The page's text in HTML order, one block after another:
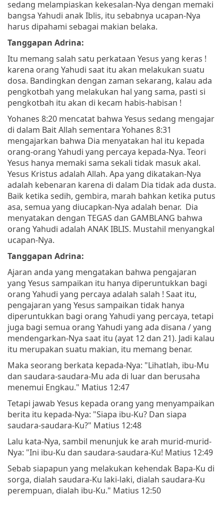
sedang melampiaskan kekesalan-Nya dengan memaki
bangsa Yahudi anak Iblis, itu sebabnya ucapan-Nya
harus dipahami sebagai makian belaka.
Tanggapan Adrina:
Itu memang salah satu perkataan Yesus yang keras !
karena orang Yahudi saat itu akan melakukan suatu
dosa. Bandingkan dengan zaman sekarang, kalau ada
pengkotbah yang melakukan hal yang sama, pasti si
pengkotbah itu akan di kecam habis-habisan !
Yohanes 8:20 mencatat bahwa Yesus sedang mengajar
di dalam Bait Allah sementara Yohanes 8:31
mengajarkan bahwa Dia menyatakan hal itu kepada
orang-orang Yahudi yang percaya kepada-Nya. Teori
Yesus hanya memaki sama sekali tidak masuk akal.
Yesus Kristus adalah Allah. Apa yang dikatakan-Nya
adalah kebenaran karena di dalam Dia tidak ada dusta.
Baik ketika sedih, gembira, marah bahkan ketika putus
asa, semua yang diucapkan-Nya adalah benar. Dia
menyatakan dengan TEGAS dan GAMBLANG bahwa
orang Yahudi adalah ANAK IBLIS. Mustahil menyangkal
ucapan-Nya.
Tanggapan Adrina:
Ajaran anda yang mengatakan bahwa pengajaran
yang Yesus sampaikan itu hanya diperuntukkan bagi
orang Yahudi yang percaya adalah salah ! Saat itu,
pengajaran yang Yesus sampaikan tidak hanya
diperuntukkan bagi orang Yahudi yang percaya, tetapi
juga bagi semua orang Yahudi yang ada disana / yang
mendengarkan-Nya saat itu (ayat 12 dan 21). Jadi kalau
itu merupakan suatu makian, itu memang benar.
Maka seorang berkata kepada-Nya: "Lihatlah, ibu-Mu
dan saudara-saudara-Mu ada di luar dan berusaha
menemui Engkau." Matius 12:47
Tetapi jawab Yesus kepada orang yang menyampaikan
berita itu kepada-Nya: "Siapa ibu-Ku? Dan siapa
saudara-saudara-Ku?" Matius 12:48
Lalu kata-Nya, sambil menunjuk ke arah murid-murid-
Nya: "Ini ibu-Ku dan saudara-saudara-Ku! Matius 12:49
Sebab siapapun yang melakukan kehendak Bapa-Ku di
sorga, dialah saudara-Ku laki-laki, dialah saudara-Ku
perempuan, dialah ibu-Ku." Matius 12:50